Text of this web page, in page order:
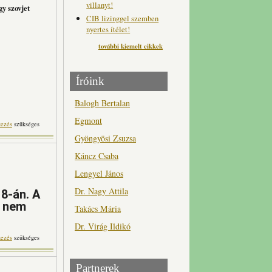
szovjet
kapcsolatosan
szükséges
án. A
tartalommal
szükséges
villanyt!
CIB lizinggel szemben
nyertes ítélet!
további kiemelt cikkek
Íróink
Balogh Bertalan
Egmont
Gyöngyösi Zsuzsa
Káncz Csaba
Lengyel János
Dr. Nagy Attila
Takács Mária
Dr. Virág Ildikó
Partnerek